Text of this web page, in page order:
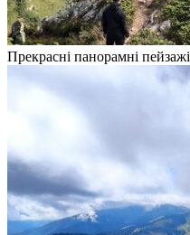
Прекрасні панорамні пейзажі